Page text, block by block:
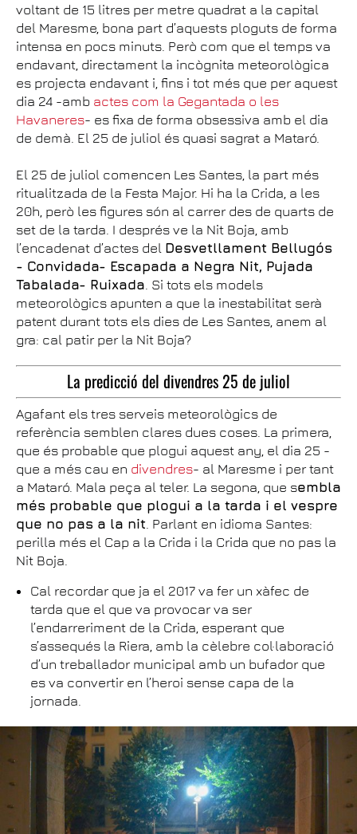
voltant de 15 litres per metre quadrat a la capital
del Maresme, bona part d’aquests ploguts de forma
intensa en pocs minuts. Però com que el temps va
endavant, directament la incògnita meteorològica
es projecta endavant i, fins i tot més que per aquest
dia 24 -amb actes com la Gegantada o les
Havaneres- es fixa de forma obsessiva amb el dia
de demà. El 25 de juliol és quasi sagrat a Mataró.
El 25 de juliol comencen Les Santes, la part més
ritualitzada de la Festa Major. Hi ha la Crida, a les
20h, però les figures són al carrer des de quarts de
set de la tarda. I després ve la Nit Boja, amb
l’encadenat d’actes del Desvetllament Bellugós
- Convidada- Escapada a Negra Nit, Pujada
Tabalada- Ruixada . Si tots els models
meteorològics apunten a que la inestabilitat serà
patent durant tots els dies de Les Santes, anem al
gra: cal patir per la Nit Boja?
La predicció del divendres 25 de juliol
Agafant els tres serveis meteorològics de
referència semblen clares dues coses. La primera,
que és probable que plogui aquest any, el dia 25 -
que a més cau en divendres- al Maresme i per tant
a Mataró. Mala peça al teler. La segona, que sembla
més probable que plogui a la tarda i el vespre
que no pas a la nit. Parlant en idioma Santes:
perilla més el Cap a la Crida i la Crida que no pas la
Nit Boja.
Cal recordar que ja el 2017 va fer un xàfec de
tarda que el que va provocar va ser
l’endarreriment de la Crida, esperant que
s’assequés la Riera, amb la cèlebre col·laboració
d’un treballador municipal amb un bufador que
es va convertir en l’heroi sense capa de la
jornada.